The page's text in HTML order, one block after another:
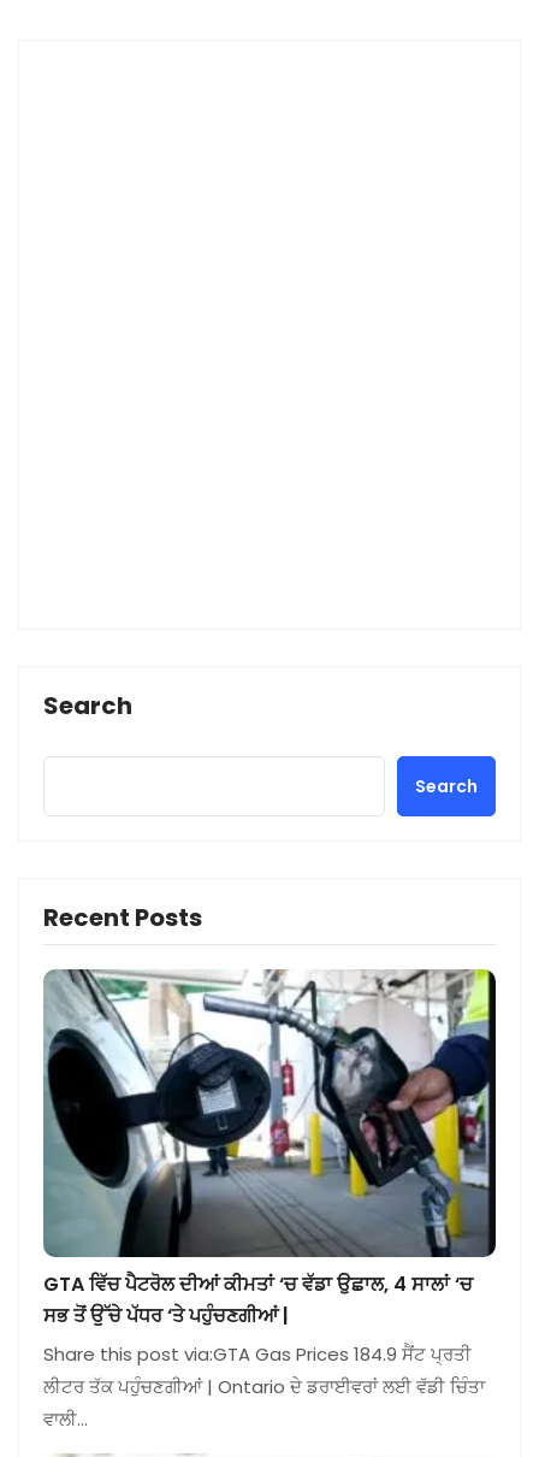
Search
Search
Recent Posts
GTA ਵਿੱਚ ਪੈਟਰੋਲ ਦੀਆਂ ਕੀਮਤਾਂ ‘ਚ ਵੱਡਾ ਉਛਾਲ, 4 ਸਾਲਾਂ ‘ਚ
ਸਭ ਤੋਂ ਉੱਚੇ ਪੱਧਰ ‘ਤੇ ਪਹੁੰਚਣਗੀਆਂ |
Share this post via:GTA Gas Prices 184.9 ਸੈਂਟ ਪ੍ਰਤੀ
ਲੀਟਰ ਤੱਕ ਪਹੁੰਚਣਗੀਆਂ | Ontario ਦੇ ਡਰਾਈਵਰਾਂ ਲਈ ਵੱਡੀ ਚਿੰਤਾ
ਵਾਲੀ…